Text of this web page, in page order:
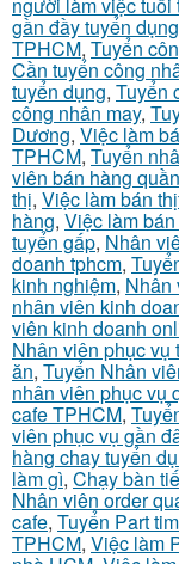
người làm việc tuổi
gần đầy tuyển dụng
TPHCM, Tuyển
Cần tuyển công
tuyển dụng, Tuyển
công nhân may,
Dương, Việc làm
TPHCM, Tuyển
viên bán hàng
thị, Việc làm bán
hàng, Việc làm
tuyển gấp, Nhân
doanh tphcm,
kinh nghiệm, Nhân
nhân viên kinh
viên kinh doanh
Nhân viên phục vụ
ăn, Tuyển Nhân
nhân viên phục vụ
cafe TPHCM,
viên phục vụ gần
hàng chay tuyển
làm gì, Chạy bàn
Nhân viên order
cafe, Tuyển Part
TPHCM, Việc làm